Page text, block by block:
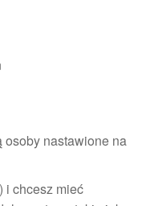
osoby nastawione na
i chcesz mieć